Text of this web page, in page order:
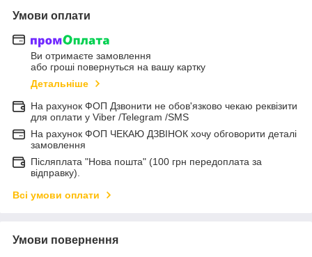
Умови оплати
Ви отримаєте замовлення
або гроші повернуться на вашу картку
Детальніше
На рахунок ФОП Дзвонити не обов'язково чекаю реквізити
для оплати у Viber /Telegram /SMS
На рахунок ФОП ЧЕКАЮ ДЗВІНОК хочу обговорити деталі
замовлення
Післяплата "Нова пошта" (100 грн передоплата за
відправку).
Всі умови оплати
Умови повернення